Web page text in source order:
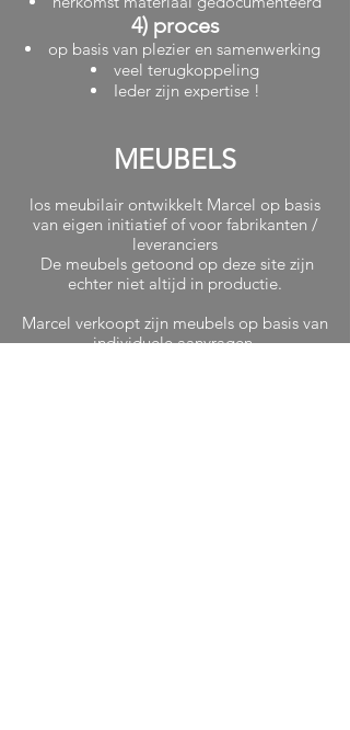
4) proces
op basis van plezier en samenwerking
veel terugkoppeling
Ieder zijn expertise !
MEUBELS
los meubilair ontwikkelt Marcel op basis
van eigen initiatief of voor fabrikanten /
leveranciers
De meubels getoond op deze site zijn
echter niet altijd in productie.
Marcel verkoopt zijn meubels op basis van
individuele aanvragen.